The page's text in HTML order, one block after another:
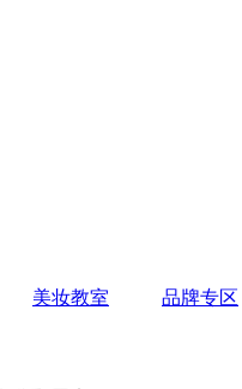
美妆教室 品牌专区